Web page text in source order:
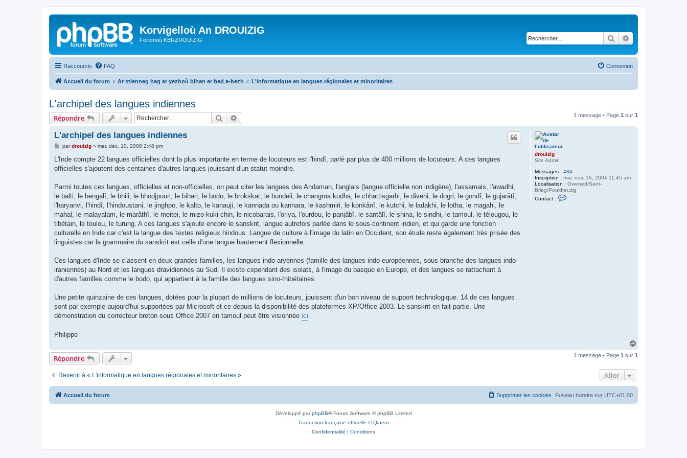
Korvigelloù An DROUIZIG
Foromoù KERZROUIZIG Rechercher
Raccourcis FAQ Connexion
Accueil du forum Ar stlenneg hag ar yezhoù bihan er bed a-bezh L'informatique en langues régionales et minoritaires
L'archipel des langues indiennes
Répondre Rechercher 1 message • Page 1 sur 1
drouizig
Site Admin
Messages : 484
Inscription : mar. nov. 16, 2004 11:45 am
Localisation : Gwened/Sant-
Brieg/Pouldreuzig
Contact :
L'archipel des langues indiennes
M
s
a
pardrouizig» mer. déc. 10, 2008 2:48 pm
L'Inde compte 22 langues officielles dont la plus importante en terme de locuteurs est l'hindî, parlé par plus de 400 millions de locuteurs. A ces langues
officielles s'ajoutent des centaines d'autres langues jouissant d'un statut moindre.
Parmi toutes ces langues, officielles et non-officielles, on peut citer les langues des Andaman, l'anglais (langue officielle non indigène), l'assamais, l'awadhi,
le balti, le bengalî, le bhili, le bhodjpouri, le bihari, le bodo, le brokskat, le bundeli, le changma kodha, le chhattisgarhi, le divehi, le dogri, le gondî, le gujarâtî,
l'haryanvi, l'hindî, l'hindoustani, le jinghpo, le kalto, le kanauji, le kannada ou kannara, le kashmiri, le konkânî, le kutchi, le ladakhi, le lotha, le magahi, le
mahal, le malayalam, le marâthî, le meitei, le mizo-kuki-chin, le nicobarais, l'oriya, l'ourdou, le panjâbî, le santâlî, le shina, le sindhi, le tamoul, le télougou, le
tibétain, le toulou, le turung. A ces langues s'ajoute encore le sanskrit, langue autrefois parlée dans le sous-continent indien, et qui garde une fonction
culturelle en Inde car c'est la langue des textes religieux hindous. Langue de culture à l'image du latin en Occident, son étude reste également très prisée des
linguistes car la grammaire du sanskrit est celle d'une langue hautement flexionnelle.
Ces langues d'Inde se classent en deux grandes familles, les langues indo-aryennes (famille des langues indo-européennes, sous branche des langues indo-
iraniennes) au Nord et les langues dravidiennes au Sud. Il existe cependant des isolats, à l'image du basque en Europe, et des langues se rattachant à
d'autres familles comme le bodo, qui appartient à la famille des langues sino-thibétaines.
Une petite quinzaine de ces langues, dotées pour la plupart de millions de locuteurs, jouissent d'un bon niveau de support technologique. 14 de ces langues
sont par exemple aujourd'hui supportées par Microsoft et ce depuis la disponibilité des plateformes XP/Office 2003. Le sanskrit en fait partie. Une
démonstration du correcteur breton sous Office 2007 en tamoul peut être visionnée ici
Philippe
u
Répondre 1 message • Page 1 sur 1
Revenir à « L'informatique en langues régionales et minoritaires » Aller
Accueil du forum Fuseau horaire sur UTC+01:00
Supprimer les cookies
Développé parphpBB® Forum Software © phpBB Limited
Traduction française officielle ©Qiaeru
Confidentialité | Conditions